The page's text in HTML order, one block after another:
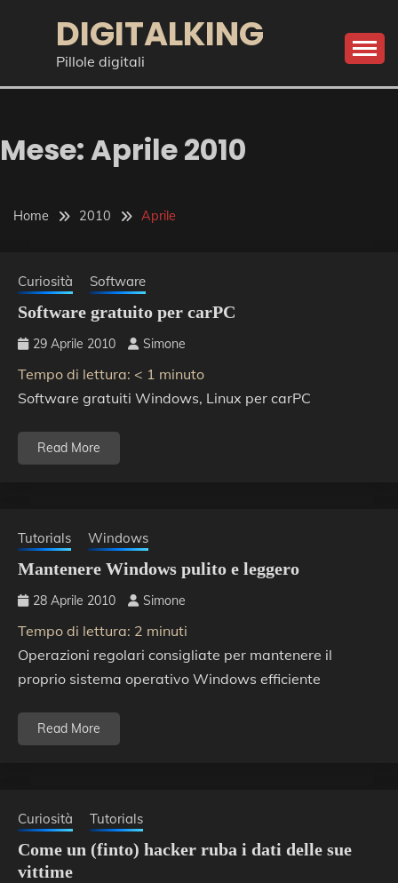
DIGITALKING
Pillole digitali
Mese:Aprile 2010
Home 2010 Aprile
Curiosità Software
Software gratuito per carPC
29 Aprile 2010 Simone
Tempo di lettura: < 1 minuto
Software gratuiti Windows, Linux per carPC
Read More
Tutorials Windows
Mantenere Windows pulito e leggero
28 Aprile 2010 Simone
Tempo di lettura: 2 minuti
Operazioni regolari consigliate per mantenere il
proprio sistema operativo Windows efficiente
Read More
Curiosità Tutorials
Come un (finto) hacker ruba i dati delle sue
vittime